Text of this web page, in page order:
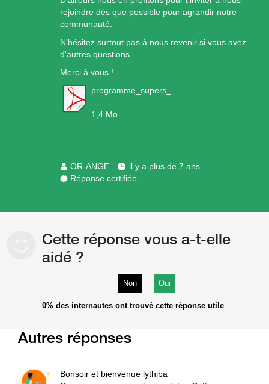
rejoindre dès que possible pour agrandir notre
communauté.
N'hésitez surtout pas à nous revenir si vous avez
d'autres questions.
Merci à vous !
programme_supers_...
1,4 Mo
OR-ANGE
il y a plus de 7 ans
Réponse certifiée
Cette réponse vous a-t-elle
aidé ?
Non Oui
0% des internautes ont trouvé cette réponse utile
Autres réponses
Bonsoir et bienvenue lythiba